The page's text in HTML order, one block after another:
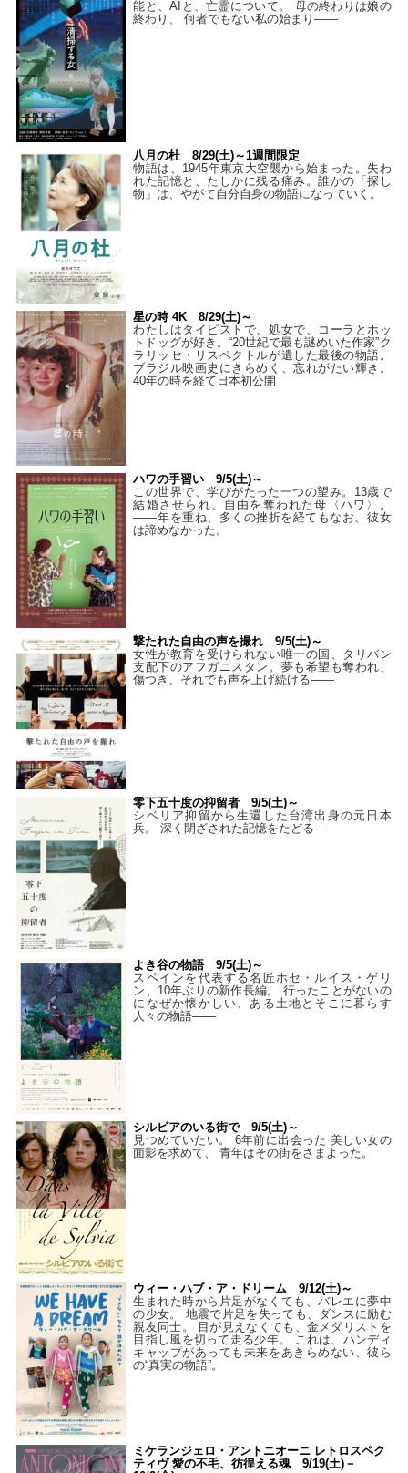
能と、AIと、亡霊について。 母の終わりは娘の
終わり、 何者でもない私の始まり――
八月の杜 8/29(土)～1週間限定
物語は、1945年東京大空襲から始まった。失わ
れた記憶と、たしかに残る痛み。誰かの「探し
物」は、やがて自分自身の物語になっていく。
星の時 4K 8/29(土)～
わたしはタイピストで、処⼥で、コーラとホッ
トドッグが好き。“20世紀で最も謎めいた作家”ク
ラリッセ・リスペクトルが遺した最後の物語。
ブラジル映画史にきらめく、忘れがたい輝き。
40年の時を経て⽇本初公開
ハワの手習い 9/5(土)～
この世界で、学びがたった一つの望み。13歳で
結婚させられ、自由を奪われた母〈ハワ〉。
——年を重ね、多くの挫折を経てもなお、彼女
は諦めなかった。
撃たれた自由の声を撮れ 9/5(土)～
女性が教育を受けられない唯一の国、タリバン
支配下のアフガニスタン。夢も希望も奪われ、
傷つき、それでも声を上げ続ける——
零下五十度の抑留者 9/5(土)～
シベリア抑留から生還した台湾出身の元日本
兵。 深く閉ざされた記憶をたどる—
よき谷の物語 9/5(土)～
スペインを代表する名匠ホセ・ルイス・ゲリ
ン、10年ぶりの新作長編。 行ったことがないの
になぜか懐かしい、ある土地とそこに暮らす
人々の物語――
シルビアのいる街で 9/5(土)～
見つめていたい。 6年前に出会った 美しい女の
面影を求めて、 青年はその街をさまよった。
ウィー・ハブ・ア・ドリーム 9/12(土)～
生まれた時から片足がなくても、バレエに夢中
の少女。 地震で片足を失っても、ダンスに励む
親友同士。 目が見えなくても、金メダリストを
目指し風を切って走る少年。 これは、ハンディ
キャップがあっても未来をあきらめない、彼ら
の“真実の物語”。
ミケランジェロ・アントニオーニ レトロスペク
ティヴ 愛の不毛、彷徨える魂 9/19(土)－